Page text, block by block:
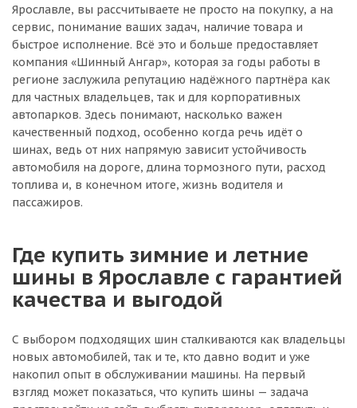
Ярославле, вы рассчитываете не просто на покупку, а на
сервис, понимание ваших задач, наличие товара и
быстрое исполнение. Всё это и больше предоставляет
компания «Шинный Ангар», которая за годы работы в
регионе заслужила репутацию надёжного партнёра как
для частных владельцев, так и для корпоративных
автопарков. Здесь понимают, насколько важен
качественный подход, особенно когда речь идёт о
шинах, ведь от них напрямую зависит устойчивость
автомобиля на дороге, длина тормозного пути, расход
топлива и, в конечном итоге, жизнь водителя и
пассажиров.
Где купить зимние и летние
шины в Ярославле с гарантией
качества и выгодой
С выбором подходящих шин сталкиваются как владельцы
новых автомобилей, так и те, кто давно водит и уже
накопил опыт в обслуживании машины. На первый
взгляд может показаться, что купить шины — задача